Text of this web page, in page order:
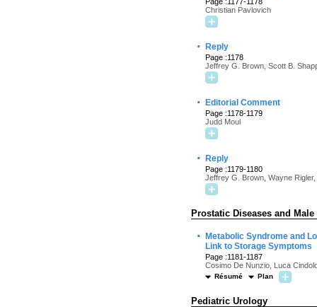
Christian Pavlovich
· Reply
Page :1178
Jeffrey G. Brown, Scott B.
· Editorial Comment
Page :1178-1179
Judd Moul
· Reply
Page :1179-1180
Jeffrey G. Brown, Wayne
Prostatic Diseases and
·
Metabolic Syndrome and
Link to Storage Symptoms
Page :1181-1187
Cosimo De Nunzio, Luca
Résumé Plan
Pediatric Urology